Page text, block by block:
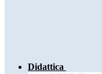
Didattica